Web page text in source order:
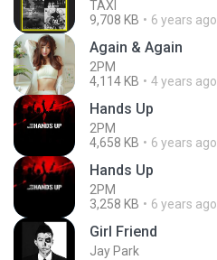
TAXI
9,708 KB
6 years ago
Again & Again
2PM
4,114 KB
4 years ago
Hands Up
2PM
4,658 KB
6 years ago
Hands Up
2PM
3,258 KB
6 years ago
Girl Friend
Jay Park